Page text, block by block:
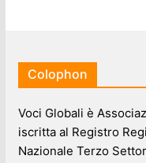
Colophon
Voci Globali è
iscritta al Registro
Nazionale Terzo